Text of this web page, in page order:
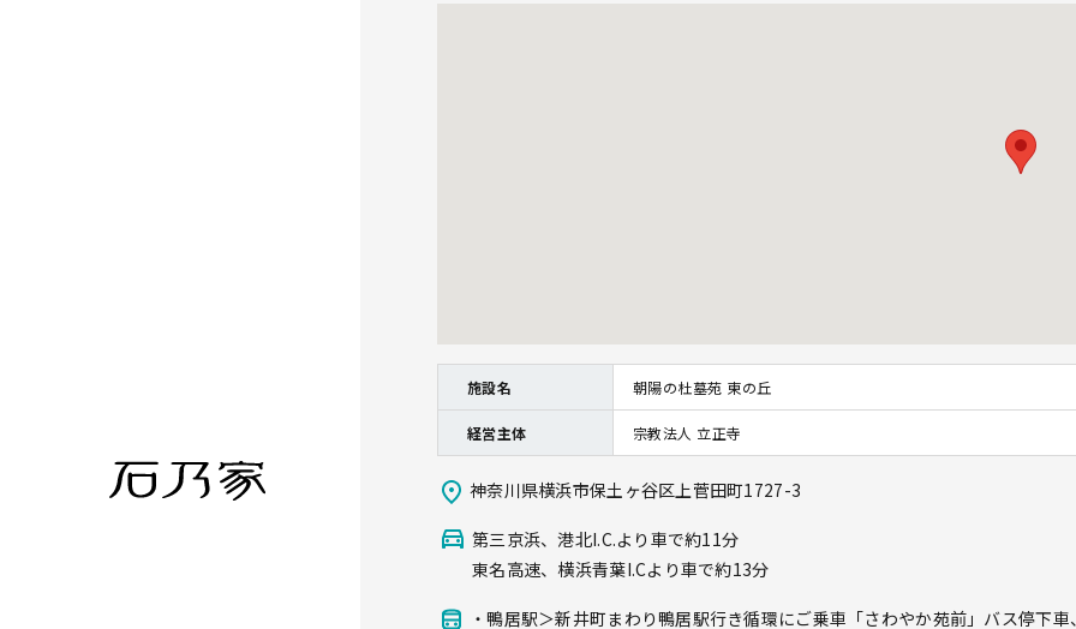
施設名 朝陽の杜墓苑 東の丘
経営主体 宗教法人 立正寺
神奈川県横浜市保土ヶ谷区上菅田町1727-3
第三京浜、港北I.C.より車で約11分
東名高速、横浜青葉I.Cより車で約13分
・鴨居駅＞新井町まわり鴨居駅行き循環にご乗車「さわやか苑前」バス停下車